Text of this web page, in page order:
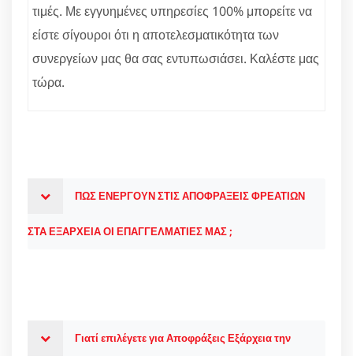
τιμές. Με εγγυημένες υπηρεσίες 100% μπορείτε να
είστε σίγουροι ότι η αποτελεσματικότητα των
συνεργείων μας θα σας εντυπωσιάσει. Καλέστε μας
τώρα.
ΠΩΣ ΕΝΕΡΓΟΥΝ ΣΤΙΣ ΑΠΟΦΡΑΞΕΙΣ ΦΡΕΑΤΙΩΝ
ΣΤΑ ΕΞΑΡΧΕΙΑ ΟΙ ΕΠΑΓΓΕΛΜΑΤΙΕΣ ΜΑΣ ;
Γιατί επιλέγετε για Αποφράξεις Εξάρχεια την